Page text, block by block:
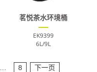
茗悦茶水环境桶
EK9399
6L/9L
8 下一页